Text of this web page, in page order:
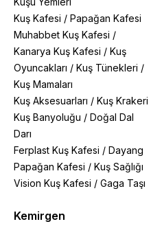
Kuş Kafesi / Papağan Kafesi
Muhabbet Kuş Kafesi /
Kanarya Kuş Kafesi / Kuş
Oyuncakları / Kuş Tünekleri /
Kuş Mamaları
Kuş Aksesuarları / Kuş Krakeri
Kuş Banyoluğu / Doğal Dal
Darı
Ferplast Kuş Kafesi / Dayang
Papağan Kafesi / Kuş Sağlığı
Vision Kuş Kafesi / Gaga Taşı
Kemirgen